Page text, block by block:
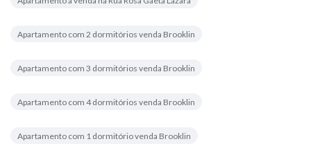
Apartamento com 2 dormitórios venda Brooklin
Apartamento com 3 dormitórios venda Brooklin
Apartamento com 4 dormitórios venda Brooklin
Apartamento com 1 dormitório venda Brooklin